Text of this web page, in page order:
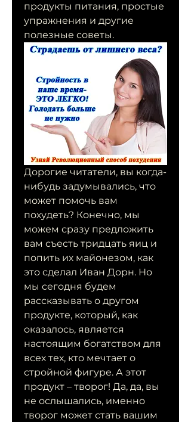
продукты питания, простые
упражнения и другие
полезные советы.
Дорогие читатели, вы когда-
нибудь задумывались, что
может помочь вам
похудеть? Конечно, мы
можем сразу предложить
вам съесть тридцать яиц и
попить их майонезом, как
это сделал Иван Дорн. Но
мы сегодня будем
рассказывать о другом
продукте, который, как
оказалось, является
настоящим богатством для
всех тех, кто мечтает о
стройной фигуре. А этот
продукт – творог! Да, да, вы
не ослышались, именно
творог может стать вашим